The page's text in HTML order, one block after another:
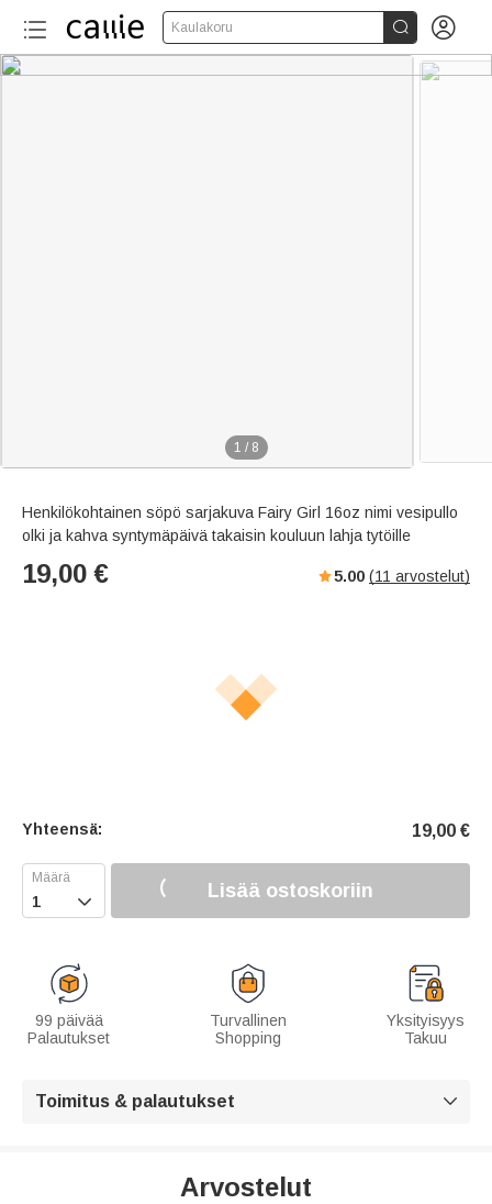
Kaulakoru  
1 / 8
Henkilökohtainen söpö sarjakuva Fairy Girl 16oz nimi vesipullo
olki ja kahva syntymäpäivä takaisin kouluun lahja tytöille
19,00 € 5.00 (11 arvostelut)
Yhteensä: 19,00 €
 Lisää ostoskoriin
99 päivää
Palautukset
Turvallinen
Shopping
Yksityisyys
Takuu
Toimitus & palautukset 
Arvostelut